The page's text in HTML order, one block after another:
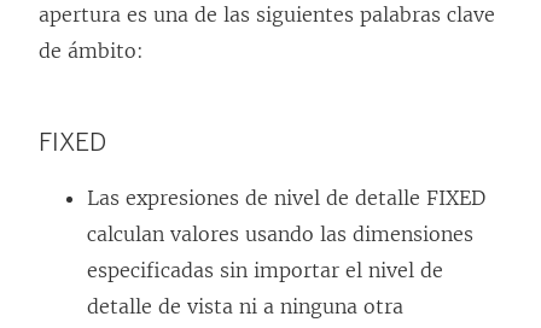
apertura es una de las siguientes palabras clave
de ámbito:
FIXED
Las expresiones de nivel de detalle FIXED
calculan valores usando las dimensiones
especificadas sin importar el nivel de
detalle de vista ni a ninguna otra